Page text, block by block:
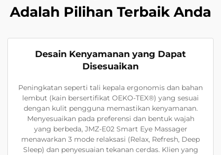
Adalah Pilihan Terbaik Anda
Desain Kenyamanan yang Dapat
Disesuaikan
Peningkatan seperti tali kepala ergonomis dan bahan
lembut (kain bersertifikat OEKO-TEX®) yang sesuai
dengan kulit pengguna memastikan kenyamanan.
Menyesuaikan pada preferensi dan bentuk wajah
yang berbeda, JMZ-E02 Smart Eye Massager
menawarkan 3 mode relaksasi (Relax, Refresh, Deep
Sleep) dan penyesuaian tekanan cerdas. Klien yang